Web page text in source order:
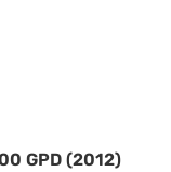
GPD (2012)